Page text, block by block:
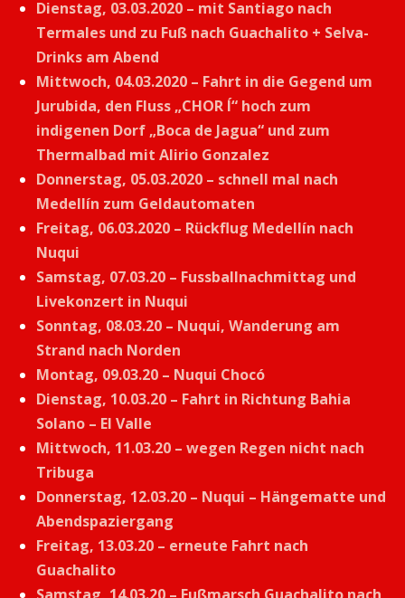
Dienstag, 03.03.2020 – mit Santiago nach
Termales und zu Fuß nach Guachalito + Selva-
Drinks am Abend
Mittwoch, 04.03.2020 – Fahrt in die Gegend um
Jurubida, den Fluss „CHOR Í“ hoch zum
indigenen Dorf „Boca de Jagua“ und zum
Thermalbad mit Alirio Gonzalez
Donnerstag, 05.03.2020 – schnell mal nach
Medellín zum Geldautomaten
Freitag, 06.03.2020 – Rückflug Medellín nach
Nuqui
Samstag, 07.03.20 – Fussballnachmittag und
Livekonzert in Nuqui
Sonntag, 08.03.20 – Nuqui, Wanderung am
Strand nach Norden
Montag, 09.03.20 – Nuqui Chocó
Dienstag, 10.03.20 – Fahrt in Richtung Bahia
Solano – El Valle
Mittwoch, 11.03.20 – wegen Regen nicht nach
Tribuga
Donnerstag, 12.03.20 – Nuqui – Hängematte und
Abendspaziergang
Freitag, 13.03.20 – erneute Fahrt nach
Guachalito